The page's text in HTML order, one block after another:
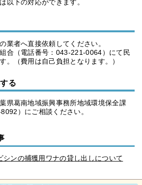
以下の対応ができます。
業者へ直接依頼してください。
合（電話番号：043-221-0064）にて民
。（費用は自己負担となります。）
る
県葛南地域振興事務所地域環境保全課
）にご相談ください。
シンの捕獲用ワナの貸し出しについて